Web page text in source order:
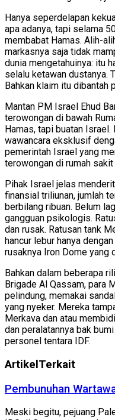
Hanya seperdelapan
apa adanya, tapi selama
membabat Hamas. Alih-
markasnya saja tidak
dunia mengetahuinya: itu
selalu ketawan dustanya.
Bahkan klaim itu
Mantan PM Israel Ehud
terowongan di bawah
Hamas, tapi buatan
wawancara eksklusif
pemerintah Israel yang
terowongan di rumah
Pihak Israel jelas
finansial triliunan, jumlah
berbilang ribuan. Belum
gangguan psikologis.
dan rusak. Ratusan tank
hancur lebur hanya
rusaknya Iron Dome yang
Bahkan dalam beberapa
Brigade Al Qassam, para
pelindung, memakai
yang nyeker. Mereka
Merkava dan atau
dan peralatannya bak
personel tentara IDF.
Artikel Terkait
Pembunuhan
Meski begitu, pejuang